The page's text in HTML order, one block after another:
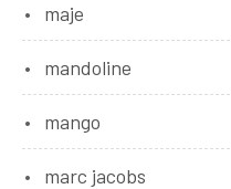
maje
mandoline
mango
marc jacobs